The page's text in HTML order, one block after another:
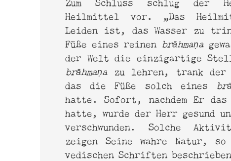
Heilmittel vor. „Das
Leiden ist, das Wasser zu
Füße eines reinen brāhmaṇa
der Welt die einzigartige
brāhmaṇa zu lehren, trank der
das die Füße solch eines
hatte. Sofort, nachdem Er das
hatte, wurde der Herr gesund
verschwunden. Solche
zeigen Seine wahre Natur,
vedischen Schriften